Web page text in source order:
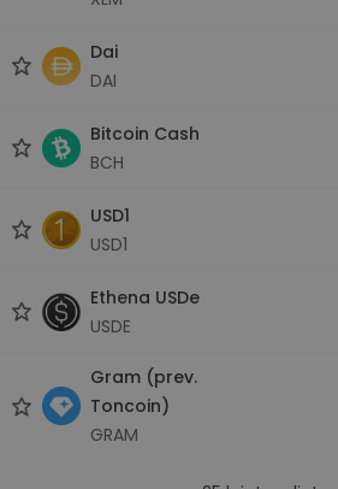
Dai
DAI
Bitcoin Cash
BCH
USD1
USD1
Ethena USDe
USDE
Gram (prev.
Toncoin)
GRAM